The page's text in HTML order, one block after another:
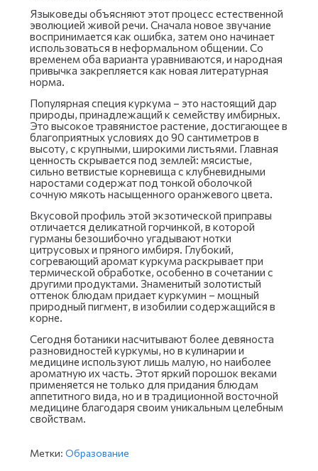
Языковеды объясняют этот процесс естественной
эволюцией живой речи. Сначала новое звучание
воспринимается как ошибка, затем оно начинает
использоваться в неформальном общении. Со
временем оба варианта уравниваются, и народная
привычка закрепляется как новая литературная
норма.
Популярная специя куркума – это настоящий дар
природы, принадлежащий к семейству имбирных.
Это высокое травянистое растение, достигающее в
благоприятных условиях до 90 сантиметров в
высоту, с крупными, широкими листьями. Главная
ценность скрывается под землей: мясистые,
сильно ветвистые корневища с клубневидными
наростами содержат под тонкой оболочкой
сочную мякоть насыщенного оранжевого цвета.
Вкусовой профиль этой экзотической приправы
отличается деликатной горчинкой, в которой
гурманы безошибочно угадывают нотки
цитрусовых и пряного имбиря. Глубокий,
согревающий аромат куркума раскрывает при
термической обработке, особенно в сочетании с
другими продуктами. Знаменитый золотистый
оттенок блюдам придает куркумин – мощный
природный пигмент, в изобилии содержащийся в
корне.
Сегодня ботаники насчитывают более девяноста
разновидностей куркумы, но в кулинарии и
медицине используют лишь малую, но наиболее
ароматную их часть. Этот яркий порошок веками
применяется не только для придания блюдам
аппетитного вида, но и в традиционной восточной
медицине благодаря своим уникальным целебным
свойствам.
Метки: Образование